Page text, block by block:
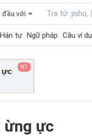
đầu với
Hán tự Ngữ pháp Câu ví dụ
ực N1
ừng ực